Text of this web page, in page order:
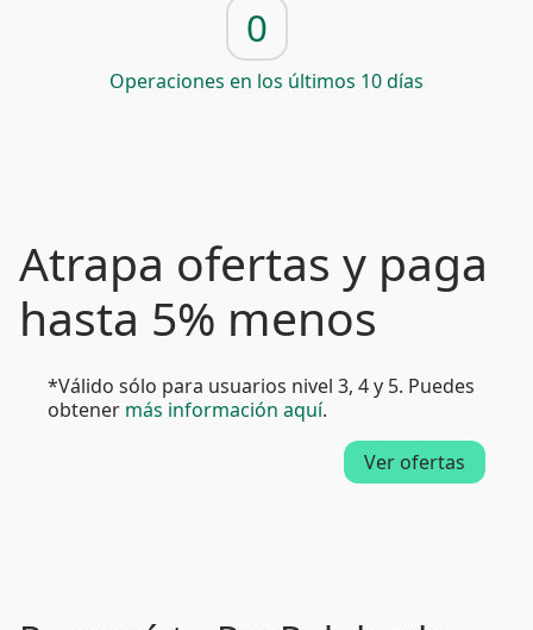
0
Operaciones en los últimos 10 días
Atrapa ofertas y paga
hasta 5% menos
*Válido sólo para usuarios nivel 3, 4 y 5. Puedes
obtener más información aquí.
Ver ofertas